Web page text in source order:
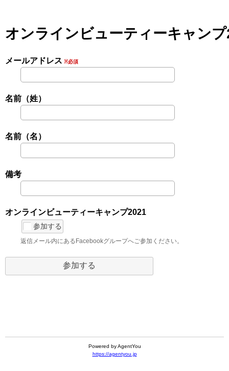
オンラインビューティーキャン
メールアドレス ※必須
名前（姓）
名前（名）
備考
オンラインビューティーキャンプ2021
参加する
返信メール内にあるFacebookグループへご参加ください。
Powered by AgentYou
https://agentyou.jp